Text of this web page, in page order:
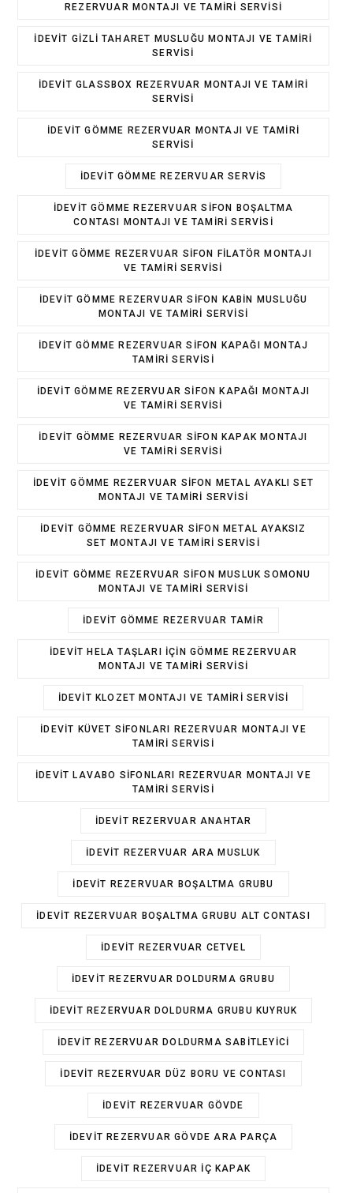
REZERVUAR MONTAJI VE TAMIRI SERVISI
IDEVIT GIZLI TAHARET MUSLUĞU MONTAJI VE TAMIRI
SERVISI
IDEVIT GLASSBOX REZERVUAR MONTAJI VE TAMIRI
SERVISI
IDEVIT GÖMME REZERVUAR MONTAJI VE TAMIRI
SERVISI
IDEVIT GÖMME REZERVUAR SERVIS
IDEVIT GÖMME REZERVUAR SIFON BOŞALTMA
CONTASI MONTAJI VE TAMIRI SERVISI
IDEVIT GÖMME REZERVUAR SIFON FILATÖR MONTAJI
VE TAMIRI SERVISI
IDEVIT GÖMME REZERVUAR SIFON KABIN MUSLUĞU
MONTAJI VE TAMIRI SERVISI
IDEVIT GÖMME REZERVUAR SIFON KAPAĞI MONTAJ
TAMIRI SERVISI
IDEVIT GÖMME REZERVUAR SIFON KAPAĞI MONTAJI
VE TAMIRI SERVISI
IDEVIT GÖMME REZERVUAR SIFON KAPAK MONTAJI
VE TAMIRI SERVISI
IDEVIT GÖMME REZERVUAR SIFON METAL AYAKLI SET
MONTAJI VE TAMIRI SERVISI
IDEVIT GÖMME REZERVUAR SIFON METAL AYAKSIZ
SET MONTAJI VE TAMIRI SERVISI
IDEVIT GÖMME REZERVUAR SIFON MUSLUK SOMONU
MONTAJI VE TAMIRI SERVISI
IDEVIT GÖMME REZERVUAR TAMIR
IDEVIT HELA TAŞLARI IÇIN GÖMME REZERVUAR
MONTAJI VE TAMIRI SERVISI
IDEVIT KLOZET MONTAJI VE TAMIRI SERVISI
IDEVIT KÜVET SIFONLARI REZERVUAR MONTAJI VE
TAMIRI SERVISI
IDEVIT LAVABO SIFONLARI REZERVUAR MONTAJI VE
TAMIRI SERVISI
IDEVIT REZERVUAR ANAHTAR
IDEVIT REZERVUAR ARA MUSLUK
IDEVIT REZERVUAR BOŞALTMA GRUBU
IDEVIT REZERVUAR BOŞALTMA GRUBU ALT CONTASI
IDEVIT REZERVUAR CETVEL
IDEVIT REZERVUAR DOLDURMA GRUBU
IDEVIT REZERVUAR DOLDURMA GRUBU KUYRUK
IDEVIT REZERVUAR DOLDURMA SABITLEYICI
IDEVIT REZERVUAR DÜZ BORU VE CONTASI
IDEVIT REZERVUAR GÖVDE
IDEVIT REZERVUAR GÖVDE ARA PARÇA
IDEVIT REZERVUAR IÇ KAPAK